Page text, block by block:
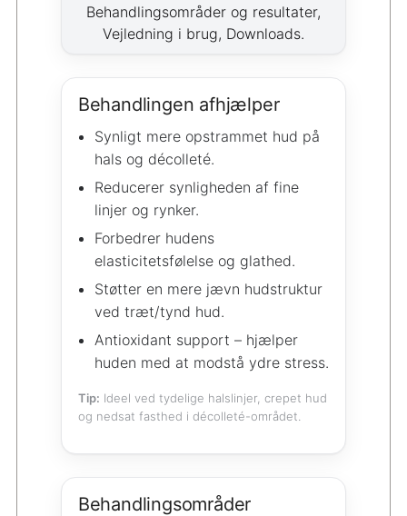
Behandlingsområder og resultater,
Vejledning i brug, Downloads.
Behandlingen afhjælper
Synligt mere opstrammet hud på
hals og décolleté.
Reducerer synligheden af fine
linjer og rynker.
Forbedrer hudens
elasticitetsfølelse og glathed.
Støtter en mere jævn hudstruktur
ved træt/tynd hud.
Antioxidant support – hjælper
huden med at modstå ydre stress.
Tip: Ideel ved tydelige halslinjer, crepet hud
og nedsat fasthed i décolleté-området.
Behandlingsområder